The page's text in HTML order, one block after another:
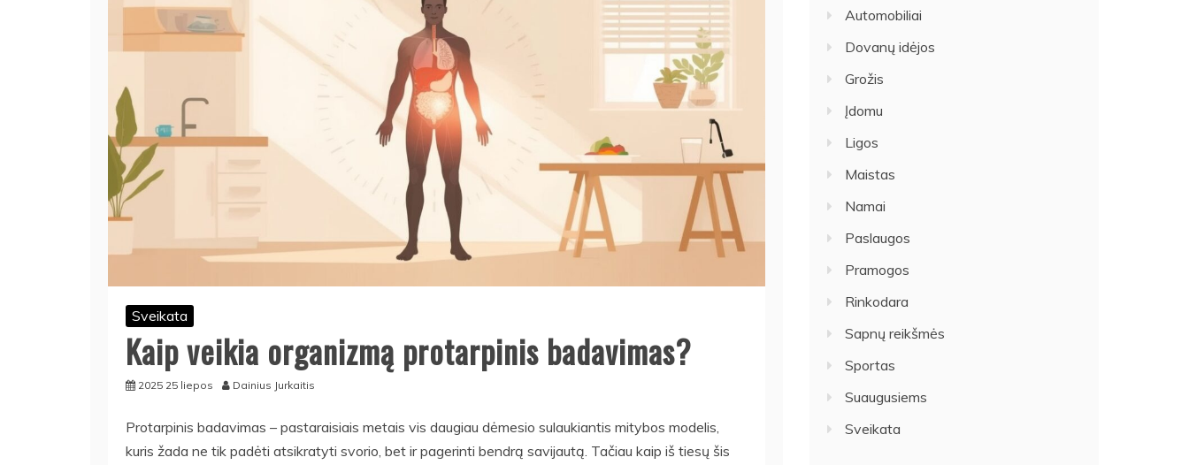
Sveikata
Kaip veikia organizmą protarpinis badavimas?
2025 25 liepos Dainius Jurkaitis
Protarpinis badavimas – pastaraisiais metais vis daugiau dėmesio sulaukiantis mitybos modelis,
kuris žada ne tik padėti atsikratyti svorio, bet ir pagerinti bendrą savijautą. Tačiau kaip iš tiesų šis
Automobiliai
Dovanų idėjos
Grožis
Įdomu
Ligos
Maistas
Namai
Paslaugos
Pramogos
Rinkodara
Sapnų reikšmės
Sportas
Suaugusiems
Sveikata